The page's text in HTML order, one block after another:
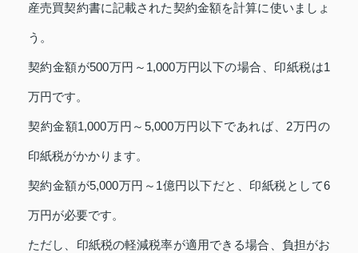
産売買契約書に記載された契約金額を計算に使いましょ
う。
契約金額が500万円～1,000万円以下の場合、印紙税は1
万円です。
契約金額1,000万円～5,000万円以下であれば、2万円の
印紙税がかかります。
契約金額が5,000万円～1億円以下だと、印紙税として6
万円が必要です。
ただし、印紙税の軽減税率が適用できる場合、負担がお